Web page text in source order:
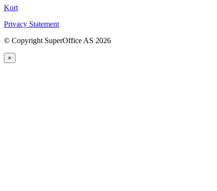
Kort
Privacy Statement
© Copyright SuperOffice AS 2026
×